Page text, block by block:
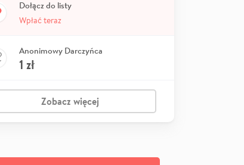
Dołącz do listy
Wpłać teraz
Anonimowy Darczyńca
1 zł
Zobacz więcej